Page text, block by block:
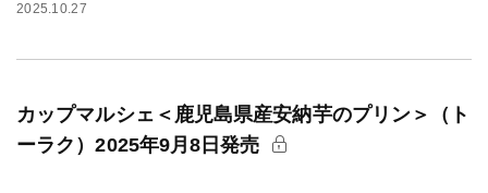
2025.10.27
カップマルシェ＜鹿児島県産安納芋のプリン＞（ト
ーラク）2025年9月8日発売